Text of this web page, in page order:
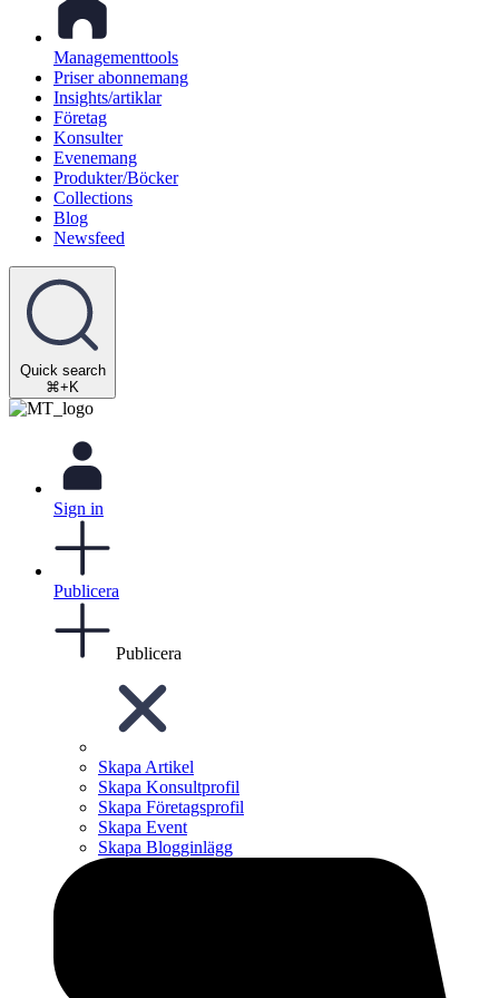
Managementtools
Priser abonnemang
Insights/artiklar
Företag
Konsulter
Evenemang
Produkter/Böcker
Collections
Blog
Newsfeed
Quick search
⌘+K
Sign in
Publicera
Publicera
Skapa Artikel
Skapa Konsultprofil
Skapa Företagsprofil
Skapa Event
Skapa Blogginlägg